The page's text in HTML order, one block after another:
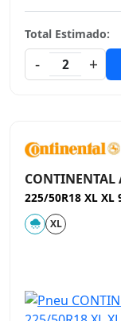
Total Estimado:
-
2 +
CONTINENTAL
225/50R18 XL XL
XL